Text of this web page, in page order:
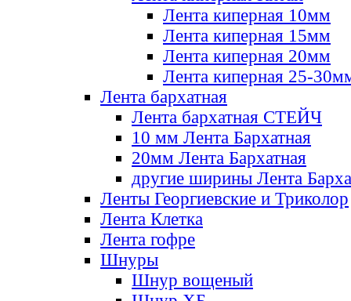
Лента киперная 10мм
Лента киперная 15мм
Лента киперная 20мм
Лента киперная 25-
Лента бархатная
Лента бархатная СТЕЙЧ
10 мм Лента Бархатная
20мм Лента Бархатная
другие ширины Лента
Ленты Георгиевские и Триколор
Лента Клетка
Лента гофре
Шнуры
Шнур вощеный